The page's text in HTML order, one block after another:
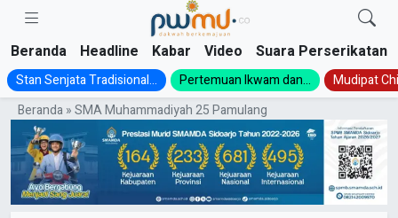
Beranda Headline Kabar Video Suara Perserikatan
Stan Senjata Tradisional... Pertemuan Ikwam dan...
Mudipat
Beranda»SMA Muhammadiyah 25 Pamulang